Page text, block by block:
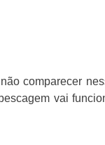
comparecer
vai